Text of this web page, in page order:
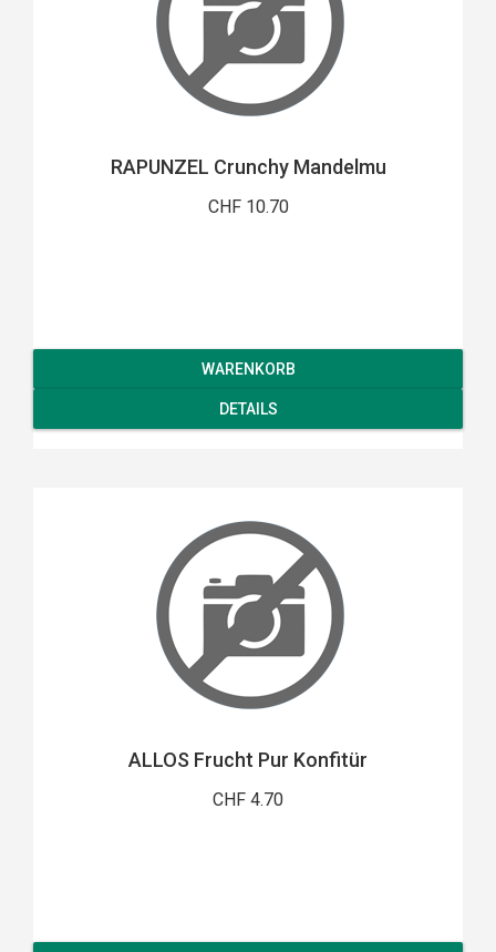
RAPUNZEL Crunchy Mandelmu
CHF 10.70
WARENKORB
DETAILS
ALLOS Frucht Pur Konfitür
CHF 4.70